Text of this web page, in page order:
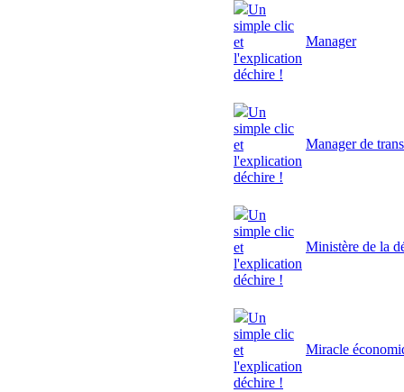
Un
simple clic
et
l'explication
déchire !
Manager
Un
simple clic
et
l'explication
déchire !
Manager de
Un
simple clic
et
l'explication
déchire !
Ministère de la
Un
simple clic
et
l'explication
déchire !
Miracle